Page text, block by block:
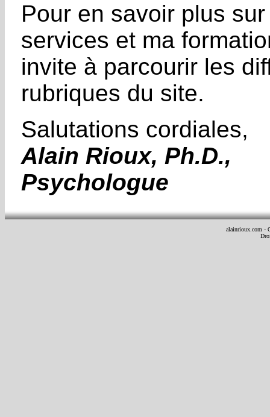
Pour en savoir plus
services et ma
invite à parcourir les
rubriques du site.
Salutations cordiales,
Alain Rioux, Ph.D.,
Psychologue
alainrioux.com -